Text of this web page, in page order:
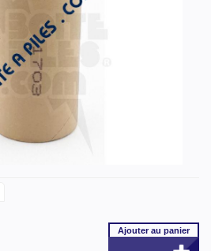
Ajouterau panier